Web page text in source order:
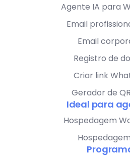
Agente IA para
Email
Email
Registro de
Criar link
Gerador de
Ideal para
Hospedagem